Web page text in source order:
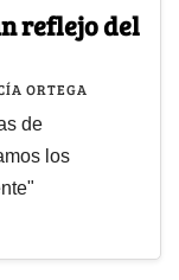
reflejo del
ORTEGA
de
los